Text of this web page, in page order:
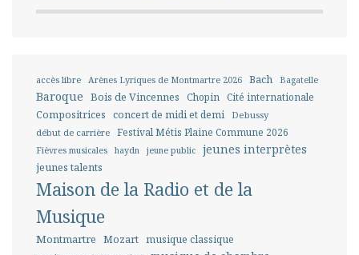
accès libre Arènes Lyriques de Montmartre 2026 Bach Bagatelle
Baroque Bois de Vincennes Chopin Cité internationale
Compositrices concert de midi et demi
Debussy
début de carrière Festival Métis Plaine Commune 2026
Fièvres musicales haydn jeune public jeunes interprètes
jeunes talents
Maison de la Radio et de la
Musique
Montmartre Mozart musique classique